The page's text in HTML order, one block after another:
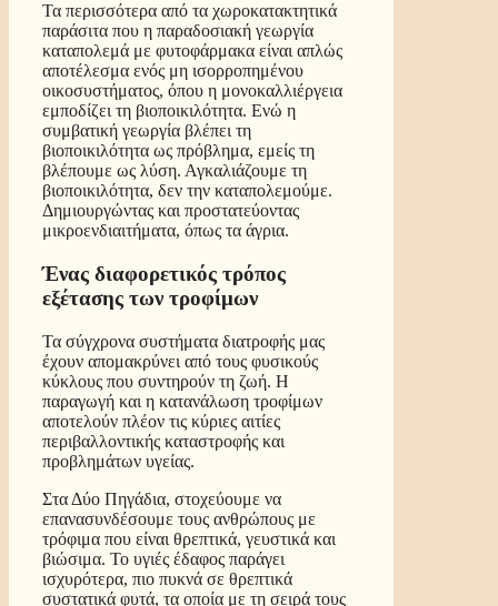
Τα περισσότερα από τα χωροκατακτητικά
παράσιτα που η παραδοσιακή γεωργία
καταπολεμά με φυτοφάρμακα είναι απλώς
αποτέλεσμα ενός μη ισορροπημένου
οικοσυστήματος, όπου η μονοκαλλιέργεια
εμποδίζει τη βιοποικιλότητα. Ενώ η
συμβατική γεωργία βλέπει τη
βιοποικιλότητα ως πρόβλημα, εμείς τη
βλέπουμε ως λύση. Αγκαλιάζουμε τη
βιοποικιλότητα, δεν την καταπολεμούμε.
Δημιουργώντας και προστατεύοντας
μικροενδιαιτήματα, όπως τα άγρια.
Ένας διαφορετικός τρόπος
εξέτασης των τροφίμων
Τα σύγχρονα συστήματα διατροφής μας
έχουν απομακρύνει από τους φυσικούς
κύκλους που συντηρούν τη ζωή. Η
παραγωγή και η κατανάλωση τροφίμων
αποτελούν πλέον τις κύριες αιτίες
περιβαλλοντικής καταστροφής και
προβλημάτων υγείας.
Στα Δύο Πηγάδια, στοχεύουμε να
επανασυνδέσουμε τους ανθρώπους με
τρόφιμα που είναι θρεπτικά, γευστικά και
βιώσιμα. Το υγιές έδαφος παράγει
ισχυρότερα, πιο πυκνά σε θρεπτικά
συστατικά φυτά, τα οποία με τη σειρά τους